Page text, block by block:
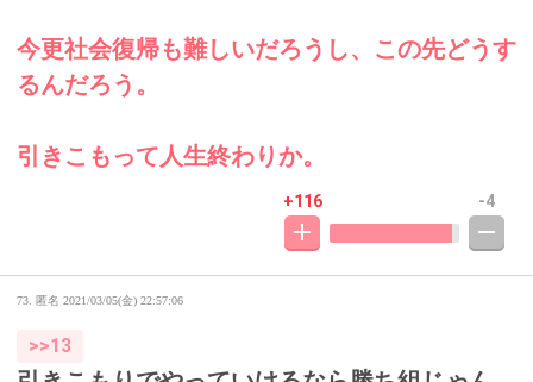
今更社会復帰も難しいだろうし、この先どうす
るんだろう。
引きこもって人生終わりか。
+116 -4
73. 匿名 2021/03/05(金) 22:57:06
>>13